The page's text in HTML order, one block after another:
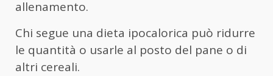
allenamento.
Chi segue una dieta ipocalorica può ridurre
le quantità o usarle al posto del pane o di
altri cereali.